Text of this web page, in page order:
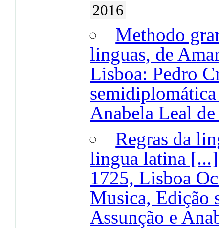
2016
Methodo
linguas, de
Lisboa: Pedro
Anabela Leal
Regras da
lingua latina
1725, Lisboa
Musica, Edição
Assunção e